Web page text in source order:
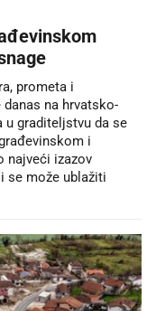
prometa i
na hrvatsko-
graditeljstvu da se
i
najveći izazov
se može ublažiti